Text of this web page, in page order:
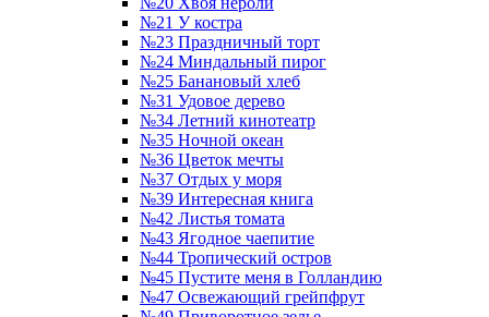
№21 У костра
№23 Праздничный торт
№24 Миндальный пирог
№25 Банановый хлеб
№31 Удовое дерево
№34 Летний кинотеатр
№35 Ночной океан
№36 Цветок мечты
№37 Отдых у моря
№39 Интересная книга
№42 Листья томата
№43 Ягодное чаепитие
№44 Тропический остров
№45 Пустите меня в Голландию
№47 Освежающий грейпфрут